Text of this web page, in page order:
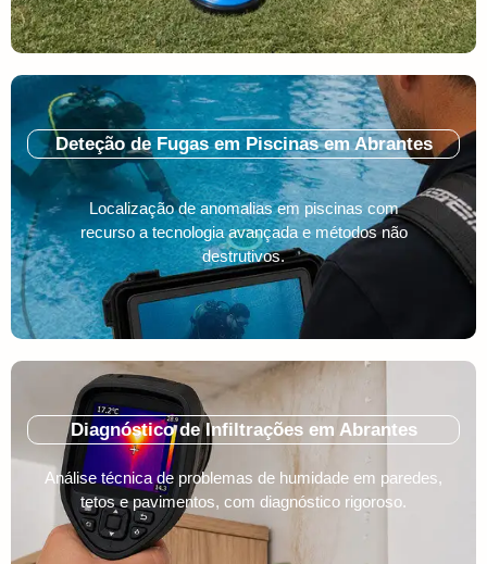
Deteção de Fugas em Piscinas em Abrantes
Localização de anomalias em piscinas com
recurso a tecnologia avançada e métodos não
destrutivos.
Diagnóstico de Infiltrações em Abrantes
Análise técnica de problemas de humidade em paredes,
tetos e pavimentos, com diagnóstico rigoroso.